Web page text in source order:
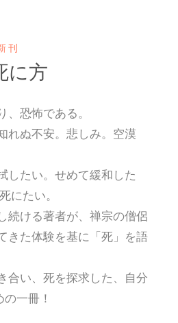
刊
に方
、恐怖である。
れぬ不安。悲しみ。空漠
したい。せめて緩和した
にたい。
続ける著者が、禅宗の僧侶
きた体験を基に「死」を語
合い、死を探求した、自分
の一冊！